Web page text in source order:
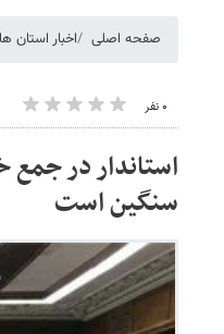
صفحه اصلی اخبار استان ها
۰ نفر
استاندار در
سنگین است